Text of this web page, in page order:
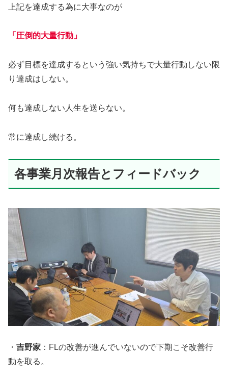
上記を達成する為に大事なのが
「圧倒的大量行動」
必ず目標を達成するという強い気持ちで大量行動しない限
り達成はしない。
何も達成しない人生を送らない。
常に達成し続ける。
各事業月次報告とフィードバック
・ 吉野家 ：FLの改善が進んでいないので下期こそ改善行
動を取る。